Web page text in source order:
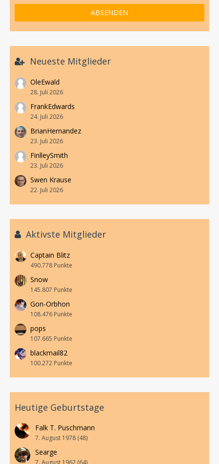
Neueste Mitglieder
OleEwald
28. Juli 2026
FrankEdwards
24. Juli 2026
BrianHernandez
23. Juli 2026
FinlleySmith
23. Juli 2026
Swen Krause
22. Juli 2026
Aktivste Mitglieder
Captain Blitz
490.778 Punkte
Snow
145.807 Punkte
Gon-Orbhon
108.476 Punkte
pops
107.665 Punkte
blackmail82
100.272 Punkte
Heutige Geburtstage
Falk T. Puschmann
7. August 1978 (48)
Searge
7. August 1962 (64)